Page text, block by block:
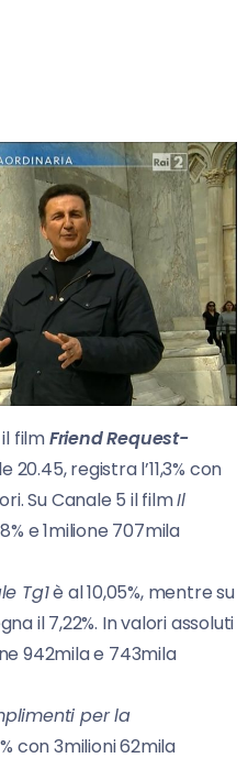
il filmFriend Request-
20.45, registra l’11,3% con
Su Canale 5 il filmIl
e 1milione 707mila
Tg1è al 10,05%, mentre su
il 7,22%. In valori assoluti
942mila e 743mila
per la
con 3milioni 62mila